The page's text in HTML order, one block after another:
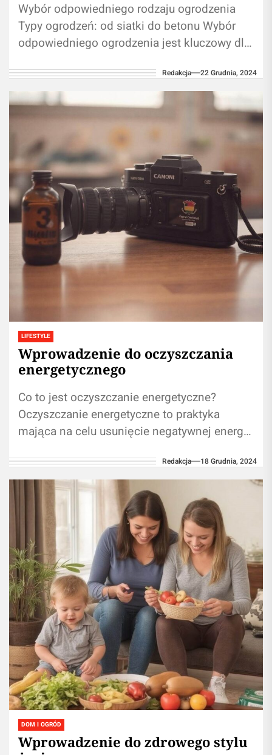
Wybór odpowiedniego rodzaju ogrodzenia
Typy ogrodzeń: od siatki do betonu Wybór
odpowiedniego ogrodzenia jest kluczowy dla
posesji. Wśród najpopularniejszych typów
znajdziemy...
Redakcja 22 Grudnia, 2024
LIFESTYLE
Wprowadzenie do oczyszczania
energetycznego
Co to jest oczyszczanie energetyczne?
Oczyszczanie energetyczne to praktyka
mająca na celu usunięcie negatywnej energii
się, że poprzez...
Redakcja 18 Grudnia, 2024
DOM I OGRÓD
Wprowadzenie do zdrowego stylu